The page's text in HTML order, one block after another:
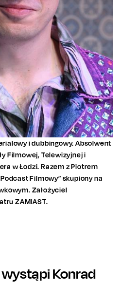
i dubbingowy. Absolwent
Filmowej, Telewizyjnej i
w Łodzi. Razem z Piotrem
Filmowy” skupiony na
Założyciel
ZAMIAST.
wystąpi Konrad